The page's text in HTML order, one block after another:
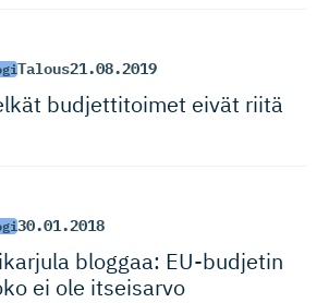
Talous21.08.2019
budjettitoimet eivät riitä
30.01.2018
bloggaa: EU-budjetin
ei ole itseisarvo